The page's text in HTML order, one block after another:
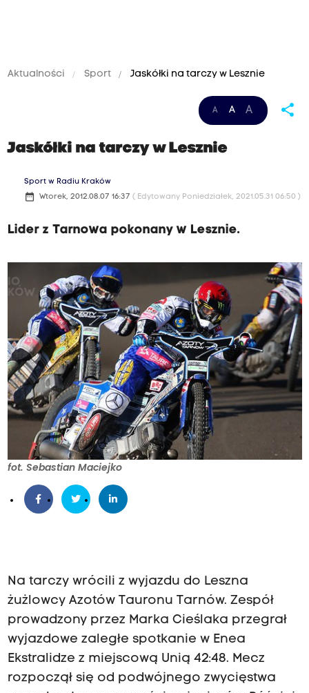
Aktualności Sport Jaskółki na tarczy w Lesznie
A A A share
Jaskółki na tarczy w Lesznie
Sport w Radiu Kraków
date_range Wtorek, 2012.08.07 16:37 ( Edytowany Poniedziałek, 2021.05.31 06:50 )
Lider z Tarnowa pokonany w Lesznie.
fot. Sebastian Maciejko
Na tarczy wrócili z wyjazdu do Leszna
żużlowcy Azotów Tauronu Tarnów. Zespół
prowadzony przez Marka Cieślaka przegrał
wyjazdowe zaległe spotkanie w Enea
Ekstralidze z miejscową Unią 42:48. Mecz
rozpoczął się od podwójnego zwycięstwa